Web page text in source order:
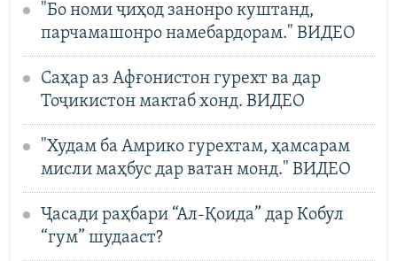
"Бо номи ҷиҳод занонро куштанд,
парчамашонро намебардорам." ВИДЕО
Саҳар аз Афғонистон гурехт ва дар
Тоҷикистон мактаб хонд. ВИДЕО
"Худам ба Амрико гурехтам, ҳамсарам
мисли маҳбус дар ватан монд." ВИДЕО
Ҷасади раҳбари “Ал-Қоида” дар Кобул
“гум” шудааст?